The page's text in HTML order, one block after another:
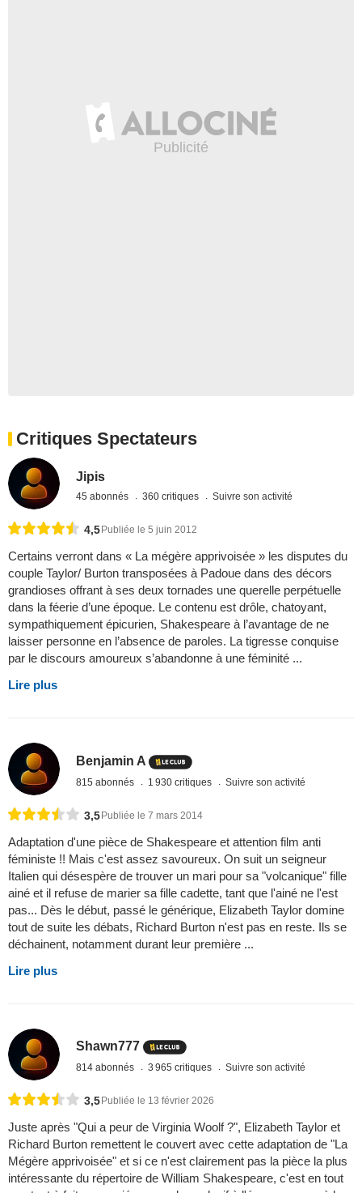
Critiques Spectateurs
Jipis
45 abonnés 360 critiques Suivre son activité
4,5 Publiée le 5 juin 2012
Certains verront dans « La mégère apprivoisée » les disputes du
couple Taylor/ Burton transposées à Padoue dans des décors
grandioses offrant à ses deux tornades une querelle perpétuelle
dans la féerie d’une époque. Le contenu est drôle, chatoyant,
sympathiquement épicurien, Shakespeare à l’avantage de ne
laisser personne en l’absence de paroles. La tigresse conquise
par le discours amoureux s’abandonne à une féminité ...
Lire plus
Benjamin A
815 abonnés 1 930 critiques Suivre son activité
3,5Publiée le 7 mars 2014
Adaptation d'une pièce de Shakespeare et attention film anti
féministe !! Mais c'est assez savoureux. On suit un seigneur
Italien qui désespère de trouver un mari pour sa "volcanique" fille
ainé et il refuse de marier sa fille cadette, tant que l'ainé ne l'est
pas... Dès le début, passé le générique, Elizabeth Taylor domine
tout de suite les débats, Richard Burton n'est pas en reste. Ils se
déchainent, notamment durant leur première ...
Lire plus
Shawn777
814 abonnés 3 965 critiques Suivre son activité
3,5Publiée le 13 février 2026
Juste après "Qui a peur de Virginia Woolf ?", Elizabeth Taylor et
Richard Burton remettent le couvert avec cette adaptation de "La
Mégère apprivoisée" et si ce n'est clairement pas la pièce la plus
intéressante du répertoire de William Shakespeare, c'est en tout